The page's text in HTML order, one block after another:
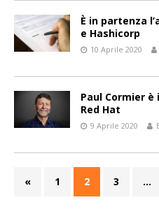
È in partenza
e Hashicorp
10 Aprile 2020
Paul Cormier è
Red Hat
9 Aprile 2020
« 1 2 3 …